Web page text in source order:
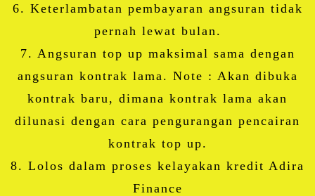
6. Keterlambatan pembayaran angsuran tidak
pernah lewat bulan.
7. Angsuran top up maksimal sama dengan
angsuran kontrak lama. Note : Akan dibuka
kontrak baru, dimana kontrak lama akan
dilunasi dengan cara pengurangan pencairan
kontrak top up.
8. Lolos dalam proses kelayakan kredit Adira
Finance